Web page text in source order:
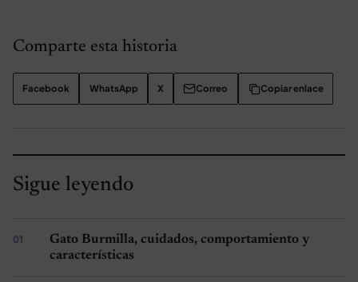
Comparte esta historia
Facebook WhatsApp X Correo Copiar enlace
Sigue leyendo
Gato Burmilla, cuidados, comportamiento y
características